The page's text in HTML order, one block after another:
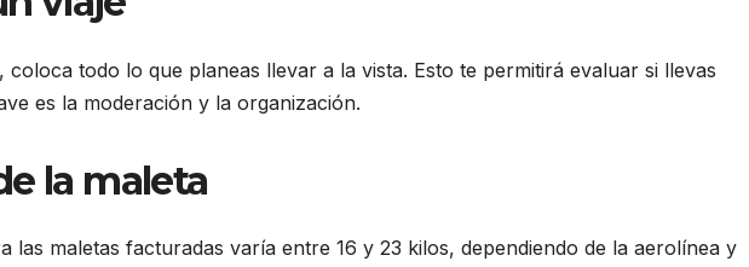
coloca todo lo que planeas llevar a la vista. Esto te permitirá evaluar si llevas
es la moderación y la organización.
la maleta
las maletas facturadas varía entre 16 y 23 kilos, dependiendo de la aerolínea y